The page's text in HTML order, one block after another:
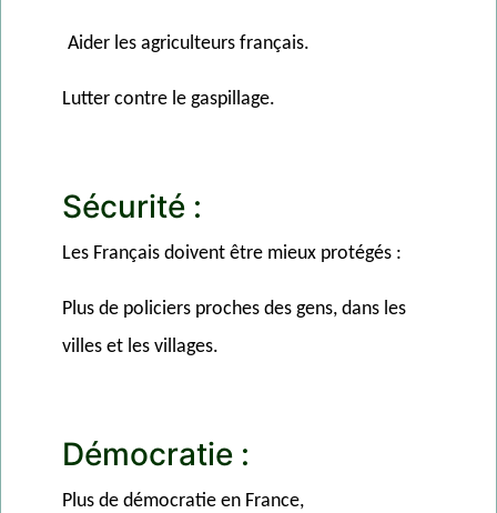
Aider les agriculteurs français.
Lutter contre le gaspillage.
Sécurité :
Les Français doivent être mieux protégés :
Plus de policiers proches des gens, dans les
villes et les villages.
Démocratie :
Plus de démocratie en France,